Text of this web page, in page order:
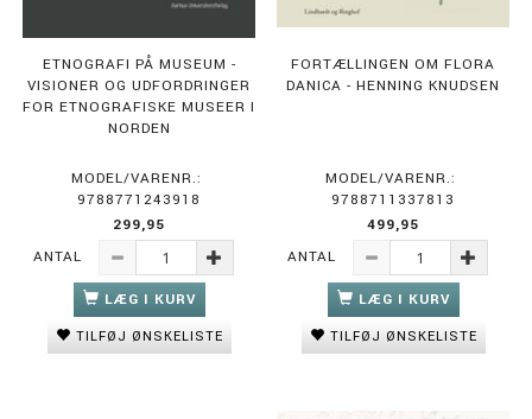
ETNOGRAFI PÅ MUSEUM -
VISIONER OG UDFORDRINGER
FOR ETNOGRAFISKE MUSEER I
NORDEN
MODEL/VARENR.:
9788771243918
299,95
ANTAL
LÆG I KURV
TILFØJ ØNSKELISTE
FORTÆLLINGEN OM FLORA
DANICA - HENNING KNUDSEN
MODEL/VARENR.:
9788711337813
499,95
ANTAL
LÆG I KURV
TILFØJ ØNSKELISTE